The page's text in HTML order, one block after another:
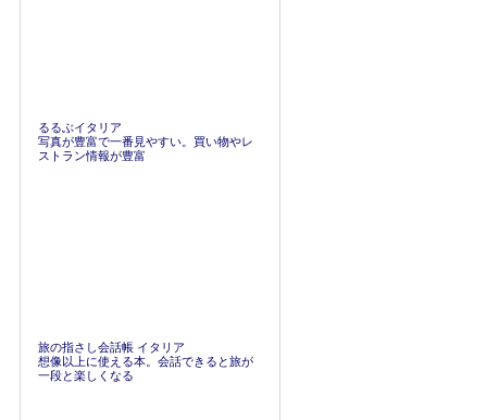
るるぶイタリア
写真が豊富で一番見やすい。買い物やレ
ストラン情報が豊富
旅の指さし会話帳 イタリア
想像以上に使える本。会話できると旅が
一段と楽しくなる